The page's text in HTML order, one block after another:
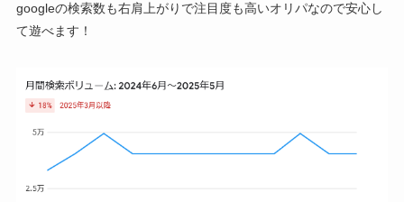
googleの検索数も右肩上がりで注目度も高いオリパなので安心し
て遊べます！